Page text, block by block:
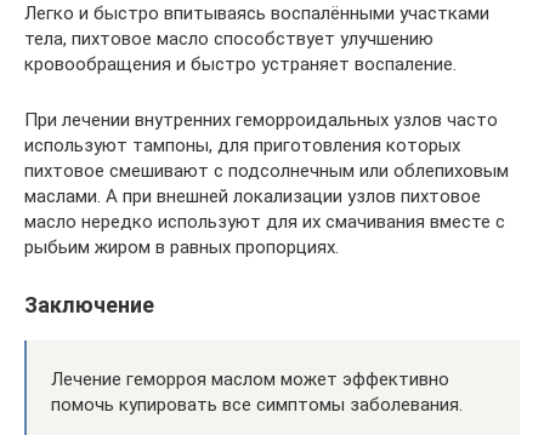
Легко и быстро впитываясь воспалёнными участками
тела, пихтовое масло способствует улучшению
кровообращения и быстро устраняет воспаление.
При лечении внутренних геморроидальных узлов часто
используют тампоны, для приготовления которых
пихтовое смешивают с подсолнечным или облепиховым
маслами. А при внешней локализации узлов пихтовое
масло нередко используют для их смачивания вместе с
рыбьим жиром в равных пропорциях.
Заключение
Лечение геморроя маслом может эффективно
помочь купировать все симптомы заболевания.